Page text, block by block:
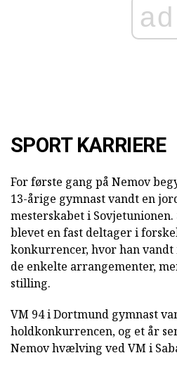
ad
SPORT KARRIERE
For første gang på Nemov
13-årige gymnast vandt en
mesterskabet i
blevet en fast deltager i
konkurrencer, hvor han
de enkelte arrangementer,
stilling.
VM 94 i Dortmund gymnast
holdkonkurrencen, og et år
Nemov hvælving ved VM i